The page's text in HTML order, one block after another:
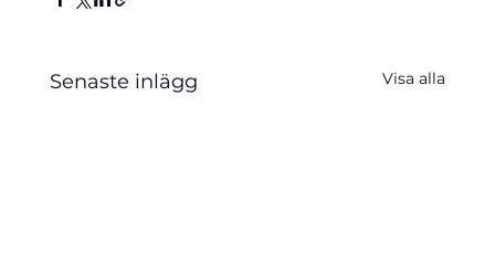
Senaste inlägg Visa alla